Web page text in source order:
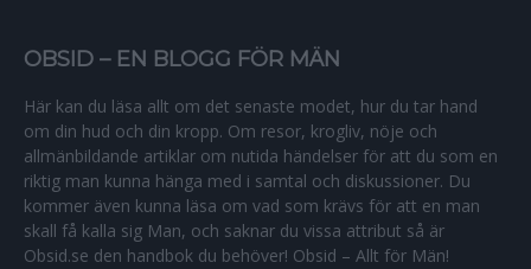
OBSID – EN BLOGG FÖR MÄN
Här kan du läsa allt om det senaste modet, hur du tar hand
om din hud och din kropp. Om resor, krogliv, nöje och
allmänbildande artiklar om nutida händelser för att du som en
riktig man kunna hänga med i samtal och diskussioner. Du
kommer även kunna läsa om vad som krävs för att en man
skall få kalla sig Man, och saknar du vissa attribut så är
Obsid.se den handbok du behöver! Obsid – Allt för Män!